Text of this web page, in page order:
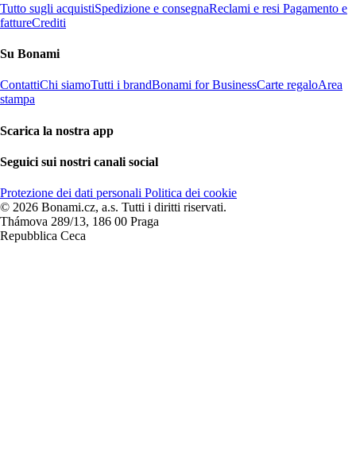
Tutto sugli acquistiSpedizione e consegnaReclami e resi Pagamento e
fattureCrediti
Su Bonami
ContattiChi siamoTutti i brandBonami for BusinessCarte regaloArea
stampa
Scarica la nostra app
Seguici sui nostri canali social
Protezione dei dati personali Politica dei cookie
© 2026 Bonami.cz, a.s. Tutti i diritti riservati.
Thámova 289/13, 186 00 Praga
Repubblica Ceca